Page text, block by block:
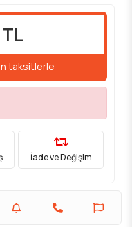
taksitlerle
İade ve Değişim